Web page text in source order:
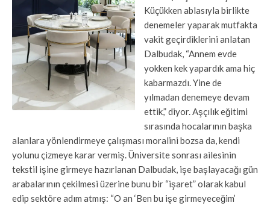
Küçükken ablasıyla birlikte
denemeler yaparak mutfakta
vakit geçirdiklerini anlatan
Dalbudak, “Annem evde
yokken kek yapardık ama hiç
kabarmazdı. Yine de
yılmadan denemeye devam
ettik,” diyor. Aşçılık eğitimi
sırasında hocalarının başka
alanlara yönlendirmeye çalışması moralini bozsa da, kendi
yolunu çizmeye karar vermiş. Üniversite sonrası ailesinin
tekstil işine girmeye hazırlanan Dalbudak, işe başlayacağı gün
arabalarının çekilmesi üzerine bunu bir “işaret” olarak kabul
edip sektöre adım atmış: “O an ‘Ben bu işe girmeyeceğim’